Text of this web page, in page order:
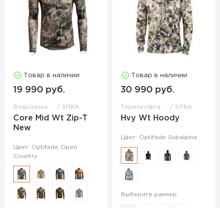
Товар в наличии
19 990 руб.
Водолазка SITKA
Core Mid Wt Zip-T
New
Цвет: Optifade Open
Country
Товар в наличии
30 990 руб.
Термокофта SITKA
Hvy Wt Hoody
Цвет: Optifade Subalpine
Выберите размер: